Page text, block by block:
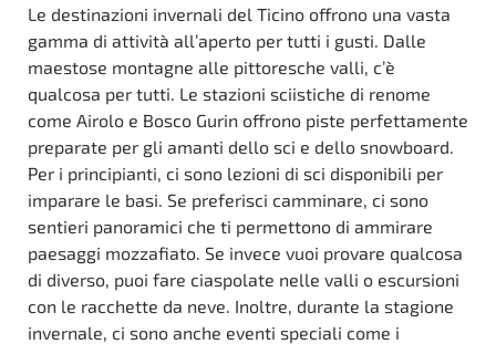
Le destinazioni invernali del Ticino offrono una vasta
gamma di attività all’aperto per tutti i gusti. Dalle
maestose montagne alle pittoresche valli, c’è
qualcosa per tutti. Le stazioni sciistiche di renome
come Airolo e Bosco Gurin offrono piste perfettamente
preparate per gli amanti dello sci e dello snowboard.
Per i principianti, ci sono lezioni di sci disponibili per
imparare le basi. Se preferisci camminare, ci sono
sentieri panoramici che ti permettono di ammirare
paesaggi mozzafiato. Se invece vuoi provare qualcosa
di diverso, puoi fare ciaspolate nelle valli o escursioni
con le racchette da neve. Inoltre, durante la stagione
invernale, ci sono anche eventi speciali come i